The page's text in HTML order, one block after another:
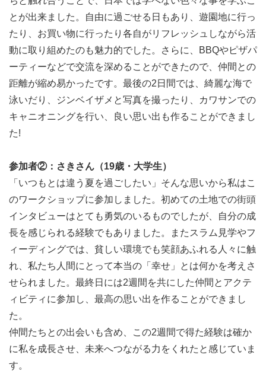
【現地渡航】
各自、「セブ・マクタン国際空港」までの航空券を2/6ま
でに入国できるように購入！早めに購入することが安く買
える秘訣！
※購入方法がわからない方は、運営事務局やリーダーへ相
談してください。
※宿泊施設は前日からチェックイン可能です。それより早
【1日目：ファーストミーティング・ウェルカムパーティ
ー】
あらためて、チームメンバーや宿泊施設の方へ自己紹介や
ワークショップへ取り組む姿勢などを意識合わせしましょ
う。夜は、みんなと一緒にBBQなどしながらウェルカムパ
ーティーで親睦を深めましょう！
【２日目：アイランドホッピング】
フィリピンには7,000以上の島があります。今回のワーク
ショップをきっかけに集まったメンバー全員で、常夏の南
国マリンアクティビティを楽しみましょう！
とが出来ました。自由に過ごせる日もあり、遊園地に行っ
たり、お買い物に行ったり各自がリフレッシュしながら活
動に取り組めたのも魅力的でした。さらに、BBQやピザパ
ーティーなどで交流を深めることができたので、仲間との
距離が縮め易かったです。最後の2日間では、綺麗な海で
泳いだり、ジンベイザメと写真を撮ったり、カワサンでの
キャニオニングを行い、良い思い出も作ることができまし
た!
参加者②：さきさん（19歳・大学生）
「いつもとは違う夏を過ごしたい」そんな思いから私はこ
のワークショップに参加しました。初めての土地での街頭
インタビューはとても勇気のいるものでしたが、自分の成
長を感じられる経験でもありました。またスラム見学やフ
ィーディングでは、貧しい環境でも笑顔あふれる人々に触
れ、私たち人間にとって本当の「幸せ」とは何かを考えさ
せられました。最終日には2週間を共にした仲間とアクテ
ィビティに参加し、最高の思い出を作ることができまし
た。
仲間たちとの出会いも含め、この2週間で得た経験は確か
に私を成長させ、未来へつながる力をくれたと感じていま
す。